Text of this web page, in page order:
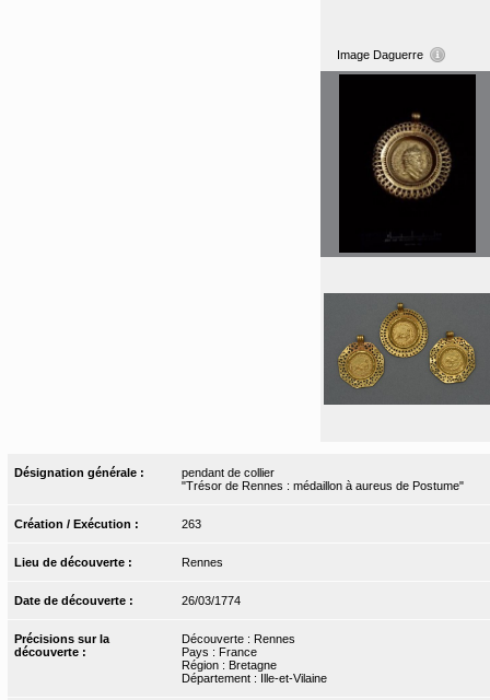
Image Daguerre
Désignation générale :
pendant de collier
"Trésor de Rennes : médaillon à aureus de Postume"
Création / Exécution : 263
Lieu de découverte : Rennes
Date de découverte : 26/03/1774
Précisions sur la
découverte :
Découverte : Rennes
Pays : France
Région : Bretagne
Département : Ille-et-Vilaine